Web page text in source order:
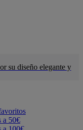
su diseño elegante y
a 50€